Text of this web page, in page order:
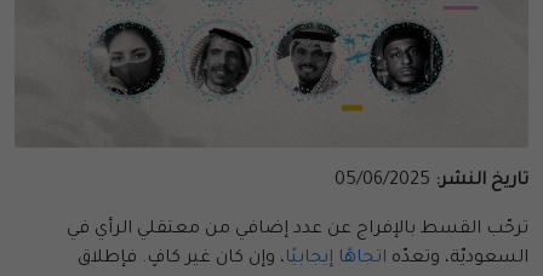
تاريخ النشر:
ترحّب القسط بالإفراج عن عدد إضافي من معتقلي الرأي في
السعوديّة، وتعدّه اتجاهًا إيجابيًا، وإن كان غير كافٍ. فإطلاق